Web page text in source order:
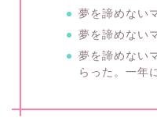
夢を諦めない
夢を諦めない
夢を諦めない
らった。一年